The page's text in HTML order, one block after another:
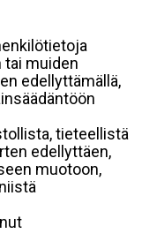
muiden
edellyttämällä,
tieteellistä
edellyttäen,
muotoon,